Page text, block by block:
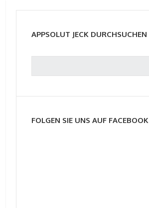
APPSOLUT JECK DURCHSUCHEN
FOLGEN SIE UNS AUF FACEBOOK